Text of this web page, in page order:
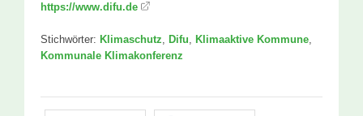
https://www.difu.de
Stichwörter: Klimaschutz, Difu, Klimaaktive Kommune,
Kommunale Klimakonferenz